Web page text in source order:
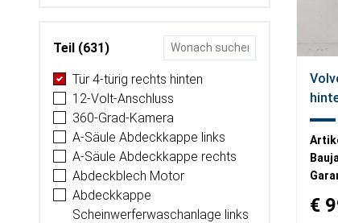
Teil (631)
Tür 4-türig rechts hinten
12-Volt-Anschluss
360-Grad-Kamera
A-Säule Abdeckkappe links
A-Säule Abdeckkappe rechts
Abdeckblech Motor
Abdeckkappe
Scheinwerferwaschanlage links
€